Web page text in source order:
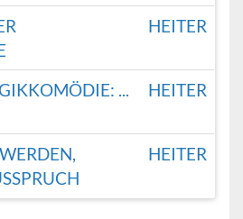
HEITER
...
HEITER
HEITER